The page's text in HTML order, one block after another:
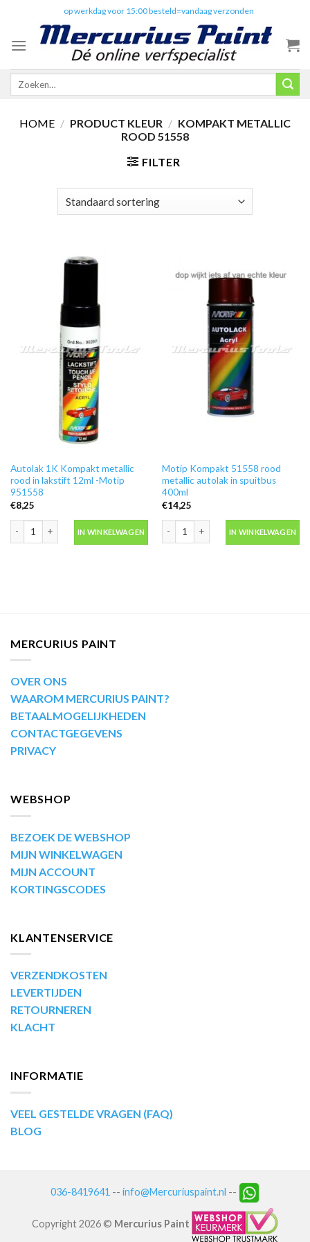
content
op werkdag voor 15:00 besteld=vandaag verzonden
Zoeken
HOME / PRODUCT KLEUR / KOMPAKT METALLIC
ROOD 51558
FILTER
Autolak 1K Kompakt metallic
rood in lakstift 12ml -Motip
951558
€8,25
IN WINKELWAGEN
Motip Kompakt 51558 rood
metallic autolak in spuitbus
400ml
€14,25
IN WINKELWAGEN
MERCURIUS PAINT
OVER ONS
WAAROM MERCURIUS PAINT?
BETAALMOGELIJKHEDEN
CONTACTGEGEVENS
PRIVACY
WEBSHOP
BEZOEK DE WEBSHOP
MIJN WINKELWAGEN
MIJN ACCOUNT
KORTINGSCODES
KLANTENSERVICE
VERZENDKOSTEN
LEVERTIJDEN
RETOURNEREN
KLACHT
INFORMATIE
VEEL GESTELDE VRAGEN (FAQ)
BLOG
036-8419641 -- info@Mercuriuspaint.nl --
Copyright 2026 © Mercurius Paint